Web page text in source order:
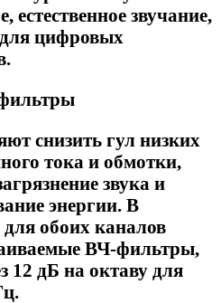
естественное звучание,
цифровых
снизить гул низких
тока и обмотки,
звука и
энергии. В
для обоих каналов
ВЧ-фильтры,
12 дБ на октаву для